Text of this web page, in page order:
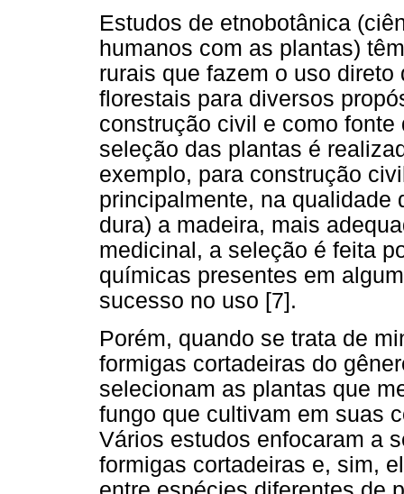
Estudos de etnobotânica
humanos com as plantas)
rurais que fazem o uso
florestais para diversos
construção civil e como
seleção das plantas é
exemplo, para construção
principalmente, na qualidade
dura) a madeira, mais
medicinal, a seleção é feita
químicas presentes em
sucesso no uso [7].
Porém, quando se trata de
formigas cortadeiras do
selecionam as plantas que
fungo que cultivam em suas
Vários estudos enfocaram a
formigas cortadeiras e, sim,